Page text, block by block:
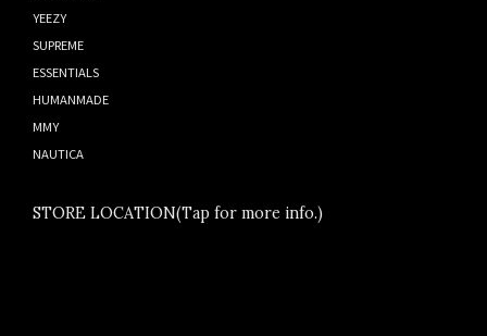
YEEZY
SUPREME
ESSENTIALS
HUMANMADE
MMY
NAUTICA
STORE LOCATION(Tap for more info.)